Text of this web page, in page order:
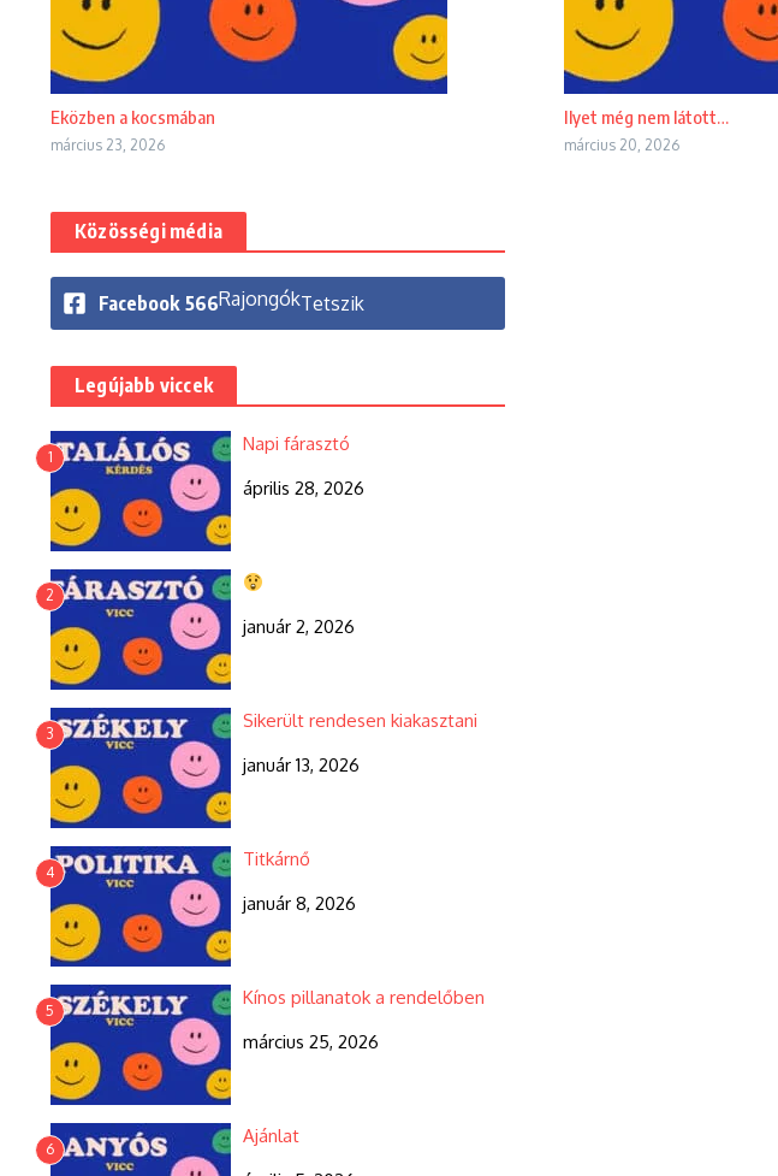
Eközben a kocsmában
március 23, 2026
Ilyet még nem látott…
március 20, 2026
Közösségi média
Facebook 566RajongókTetszik
Legújabb viccek
1
Napi fárasztó
április 28, 2026
2
január 2, 2026
3
Sikerült rendesen kiakasztani
január 13, 2026
4
Titkárnő
január 8, 2026
5
Kínos pillanatok a rendelőben
március 25, 2026
6
Ajánlat